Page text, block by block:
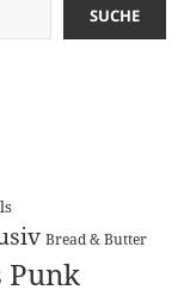
SUCHE
Bread & Butter
Punk